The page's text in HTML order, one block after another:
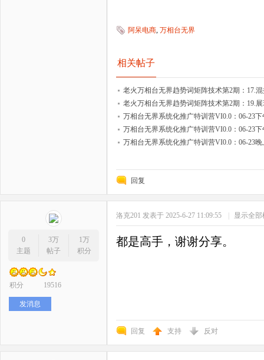
阿呆电商 万相台无界
相关帖子
老火万相台无界趋势词矩阵技术第2期：17.
老火万相台无界趋势词矩阵技术第2期：19.
万相台无界系统化推广特训营VI0.0：06-23
万相台无界系统化推广特训营VI0.0：06-23
万相台无界系统化推广特训营VI0.0：06-23
回复
0
主题
3万
帖子
1万
积分
积分 19516
发消息
洛克201 发表于 2025-6-27 11:09:55 | 显示全部
都是高手，谢谢分享。
回复 支持 反对